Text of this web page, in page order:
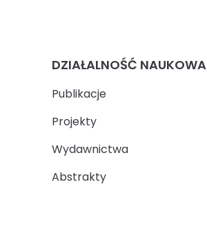
DZIAŁALNOŚĆ NAUKOWA
Publikacje
Projekty
Wydawnictwa
Abstrakty